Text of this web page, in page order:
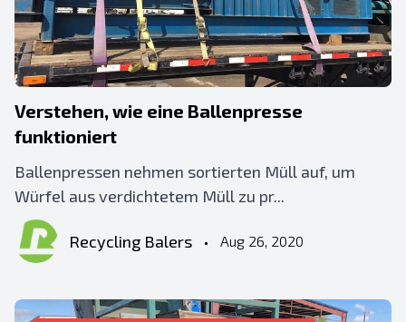
Verstehen, wie eine Ballenpresse
funktioniert
Ballenpressen nehmen sortierten Müll auf, um
Würfel aus verdichtetem Müll zu pr...
Recycling Balers • Aug 26, 2020